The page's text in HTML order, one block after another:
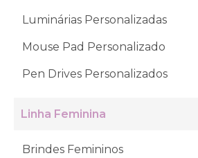
Luminárias Personalizadas
Mouse Pad Personalizado
Pen Drives Personalizados
Linha Feminina
Brindes Femininos